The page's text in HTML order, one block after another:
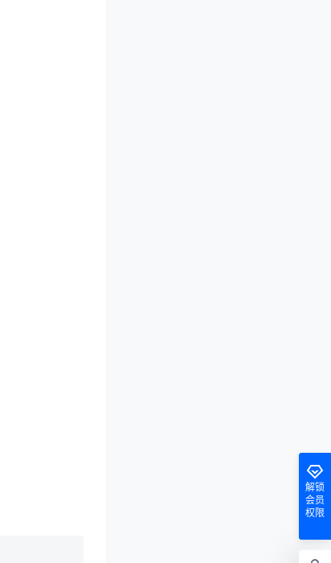
解锁
会员
权限